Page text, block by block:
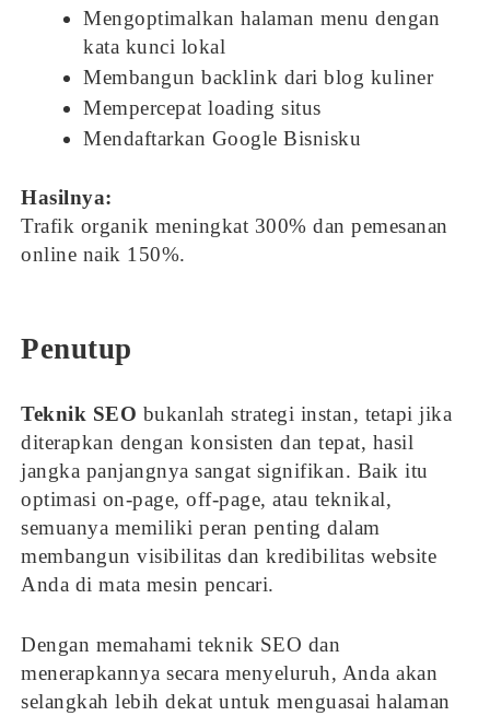
Mengoptimalkan halaman menu dengan
kata kunci lokal
Membangun backlink dari blog kuliner
Mempercepat loading situs
Mendaftarkan Google Bisnisku
Hasilnya:
Trafik organik meningkat 300% dan pemesanan
online naik 150%.
Penutup
Teknik SEO bukanlah strategi instan, tetapi jika
diterapkan dengan konsisten dan tepat, hasil
jangka panjangnya sangat signifikan. Baik itu
optimasi on-page, off-page, atau teknikal,
semuanya memiliki peran penting dalam
membangun visibilitas dan kredibilitas website
Anda di mata mesin pencari.
Dengan memahami teknik SEO dan
menerapkannya secara menyeluruh, Anda akan
selangkah lebih dekat untuk menguasai halaman